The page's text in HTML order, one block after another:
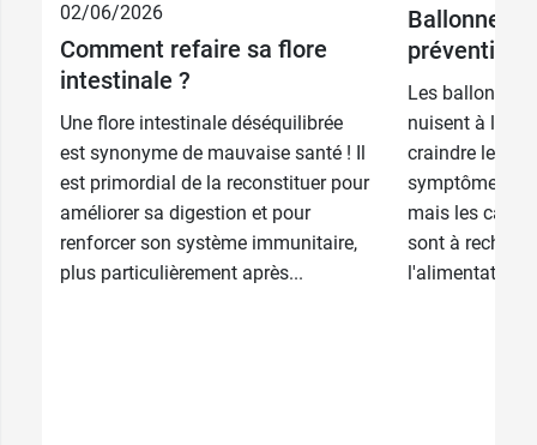
02/06/2026
Comment refaire sa flore
intestinale ?
Une flore intestinale déséquilibrée
est synonyme de mauvaise santé ! Il
est primordial de la reconstituer pour
améliorer sa digestion et pour
renforcer son système immunitaire,
plus particulièrement après...
prévention
Les
nuisent à la
craindre les
symptôme
mais les
sont à
l'alimentation...